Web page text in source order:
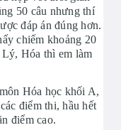
50 câu nhưng thí
đáp án đúng hơn.
chiếm khoảng 20
Hóa thì em làm
Hóa học khối A,
điểm thi, hầu hết
điểm cao.